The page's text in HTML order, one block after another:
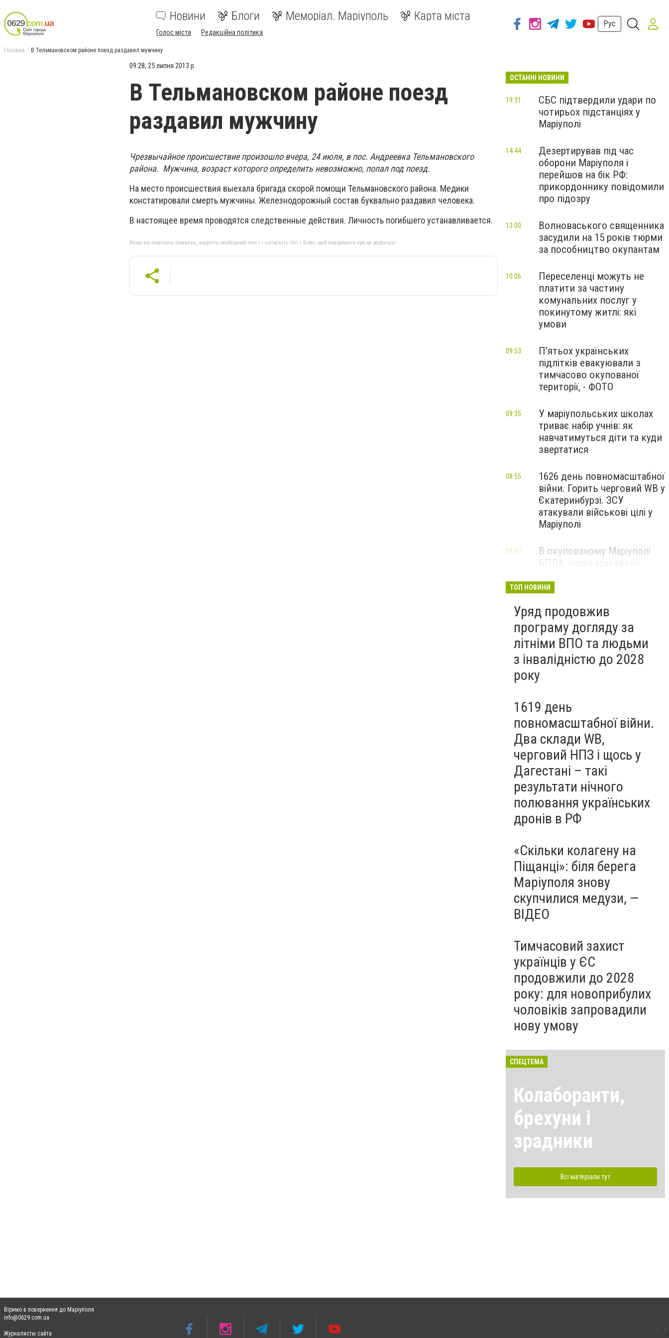
Новини Блоги Меморіал. Маріуполь Карта міста
Голос міста Редакційна політика
Рус
Головна В Тельмановском районе поезд раздавил мужчину
09:28, 25 липня 2013 р.
В Тельмановском районе поезд
раздавил мужчину
Чрезвычайное происшествие произошло вчера, 24 июля, в пос. Андреевка Тельмановского
района. Мужчина, возраст которого определить невозможно, попал под поезд.
На место происшествия выехала бригада скорой помощи Тельмановского района. Медики
констатировали смерть мужчины. Железнодорожный состав буквально раздавил человека.
В настоящее время проводятся следственные действия. Личность погибшего устанавливается.
Якщо ви помітили помилку, виділіть необхідний текст і натисніть Ctrl + Enter, щоб повідомити про це редакцію
ОСТАННІ НОВИНИ
СБС підтвердили удари по
чотирьох підстанціях у
Маріуполі
19:31
Дезертирував під час
оборони Маріуполя і
перейшов на бік РФ:
прикордоннику повідомили
про підозру
14:44
Волноваського священника
засудили на 15 років тюрми
за пособництво окупантам
13:00
Переселенці можуть не
платити за частину
комунальних послуг у
покинутому житлі: які
умови
10:06
П’ятьох українських
підлітків евакуювали з
тимчасово окупованої
території, - ФОТО
09:53
У маріупольських школах
триває набір учнів: як
навчатимуться діти та куди
звертатися
09:35
1626 день повномасштабної
війни. Горить черговий WB у
Єкатеринбурзі. ЗСУ
атакували військові цілі у
Маріуполі
08:55
В окупованому Маріуполі
БПЛА знову атакували
— ВІДЕО
08:47
ТОП НОВИНИ
Уряд продовжив
програму догляду за
літніми ВПО та людьми
з інвалідністю до 2028
року
1619 день
повномасштабної війни.
Два склади WB,
черговий НПЗ і щось у
Дагестані – такі
результати нічного
полювання українських
дронів в РФ
«Скільки колагену на
Піщанці»: біля берега
Маріуполя знову
скупчилися медузи, —
ВІДЕО
Тимчасовий захист
українців у ЄС
продовжили до 2028
року: для новоприбулих
чоловіків запровадили
нову умову
СПЕЦТЕМА
Колаборанти,
брехуни і
зрадники
Всі матеріали тут
Віримо в повернення до Маріуполя
info@0629.com.ua
Журналисты сайта